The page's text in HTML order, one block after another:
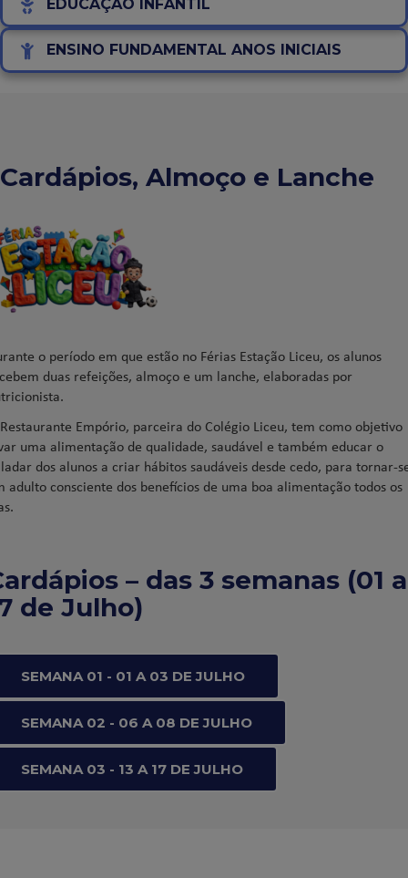
EDUCAÇÃO INFANTIL
ENSINO FUNDAMENTAL ANOS INICIAIS
Cardápios, Almoço e Lanche
o período em que estão no Férias Estação Liceu, os alunos
duas refeições, almoço e um lanche, elaboradas por
Empório, parceira do Colégio Liceu, tem como objetivo
uma alimentação de qualidade, saudável e também educar o
dos alunos a criar hábitos saudáveis desde cedo, para tornar-
adulto consciente dos benefícios de uma boa alimentação todos os
– das 3 semanas (01 a
de Julho)
SEMANA 01 - 01 A 03 DE JULHO
SEMANA 02 - 06 A 08 DE JULHO
SEMANA 03 - 13 A 17 DE JULHO